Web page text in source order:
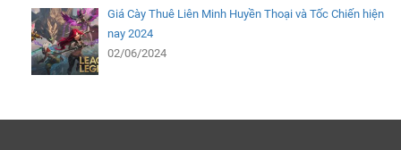
Giá Cày Thuê Liên Minh Huyền Thoại và Tốc Chiến hiện
nay 2024
02/06/2024